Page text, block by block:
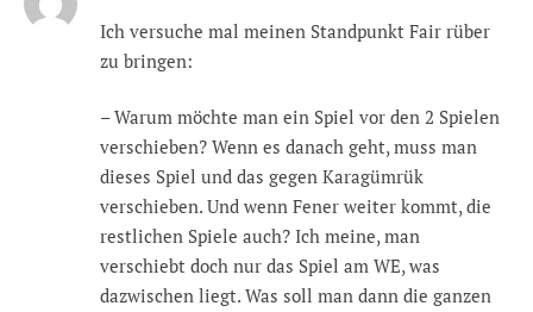
Ich versuche mal meinen Standpunkt Fair rüber
zu bringen:
– Warum möchte man ein Spiel vor den 2 Spielen
verschieben? Wenn es danach geht, muss man
dieses Spiel und das gegen Karagümrük
verschieben. Und wenn Fener weiter kommt, die
restlichen Spiele auch? Ich meine, man
verschiebt doch nur das Spiel am WE, was
dazwischen liegt. Was soll man dann die ganzen